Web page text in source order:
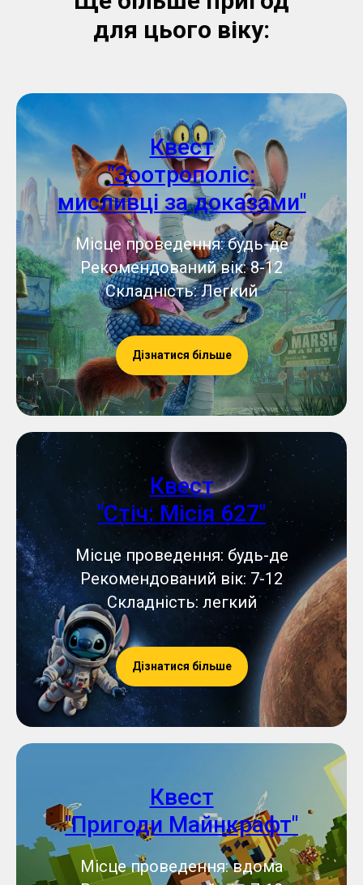
для цього віку:
Квест
"Зоотрополіс:
мисливці за доказами"
Місце проведення: будь-де
Рекомендований вік: 8-12
Складність: Легкий
Дізнатися більше
Квест
"Стіч: Місія 627"
Місце проведення: будь-де
Рекомендований вік: 7-12
Складність: легкий
Дізнатися більше
Квест
"Пригоди Майнкрафт"
Місце проведення: вдома